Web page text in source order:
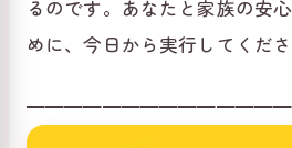
るのです。あなたと家族の安
めに、今日から実行してくださ